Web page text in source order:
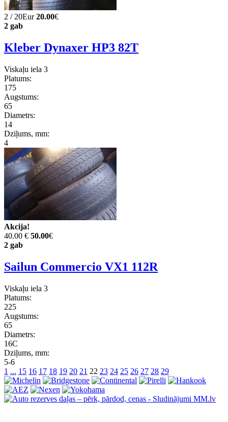
2 / 20Eur 20.00€
2 gab
Kleber Dynaxer HP3 82T
Viskaļu iela 3
Platums:
175
Augstums:
65
Diametrs:
14
Dziļums, mm:
4
Akcija!
40.00 € 50.00€
2 gab
Sailun Commercio VX1 112R
Viskaļu iela 3
Platums:
225
Augstums:
65
Diametrs:
16C
Dziļums, mm:
5-6
1 ... 15 16 17 18 19 20 21 22 23 24 25 26 27 28 29